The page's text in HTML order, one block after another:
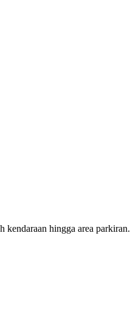
kendaraan hingga area parkiran.